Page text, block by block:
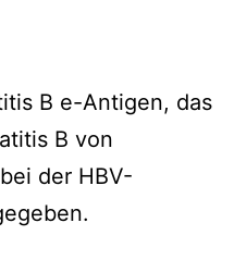
B e-Antigen, das
B von
der HBV-